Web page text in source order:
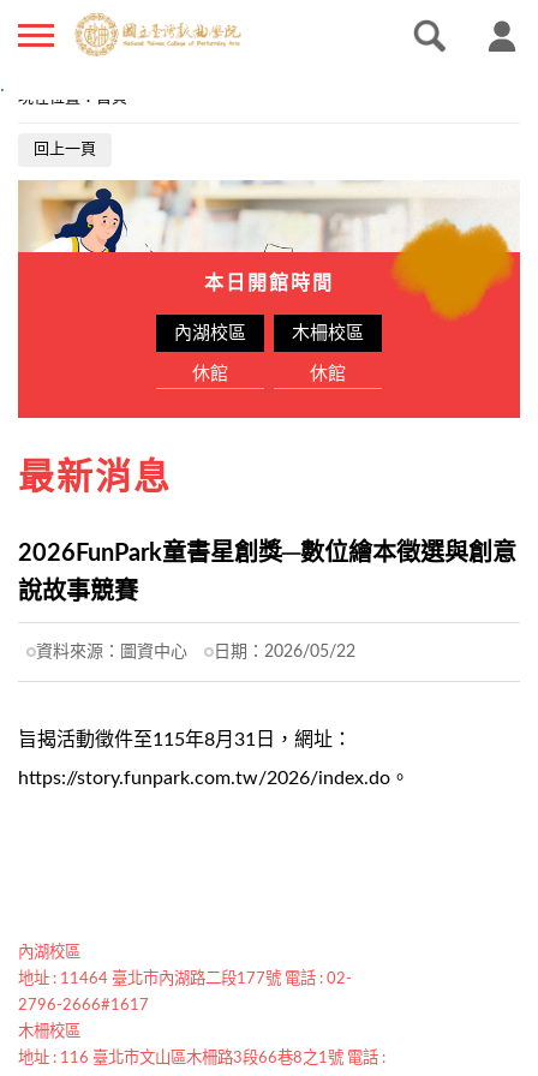
.
現在位置 ： 首頁
回上一頁
本日開館時間
內湖校區
休館
木柵校區
休館
最新消息
2026FunPark童書星創獎─數位繪本徵選與創意
說故事競賽
資料來源： 圖資中心 日期： 2026/05/22
旨揭活動徵件至115年8月31日，網址：
https://story.funpark.com.tw/2026/index.do。
內湖校區
地址 : 11464 臺北市內湖路二段177號 電話 : 02-
2796-2666#1617
木柵校區
地址 : 116 臺北市文山區木柵路3段66巷8之1號 電話 :